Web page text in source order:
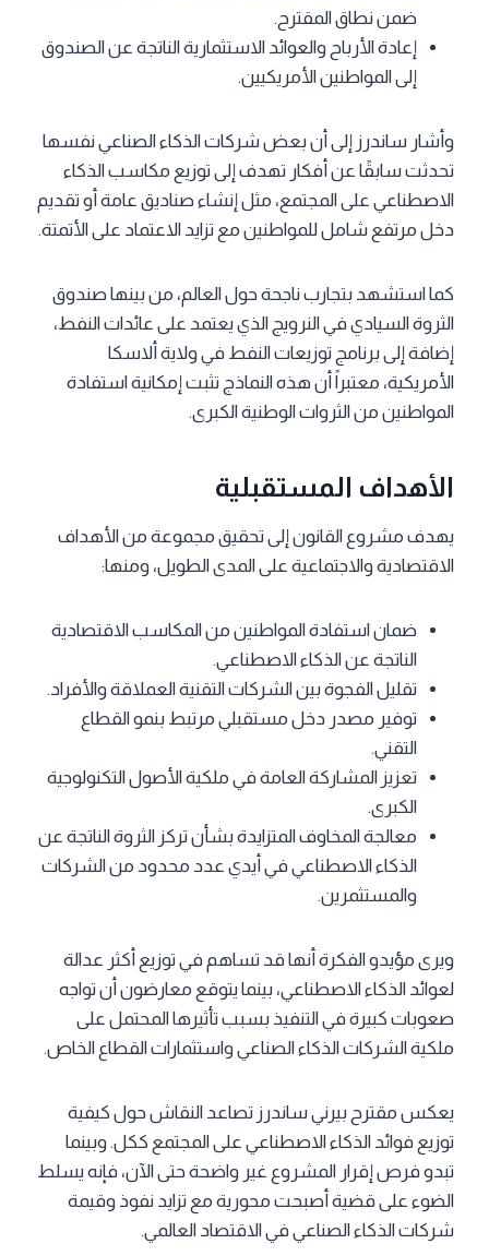
ضمن نطاق المقترح.
إعادة الأرباح والعوائد الاستثمارية الناتجة عن الصندوق
إلى المواطنين الأمريكيين.
وأشار ساندرز إلى أن بعض شركات الذكاء الصناعي نفسها
تحدثت سابقًا عن أفكار تهدف إلى توزيع مكاسب الذكاء
الاصطناعي على المجتمع، مثل إنشاء صناديق عامة أو تقديم
دخل مرتفع شامل للمواطنين مع تزايد الاعتماد على الأتمتة.
كما استشهد بتجارب ناجحة حول العالم، من بينها صندوق
الثروة السيادي في النرويج الذي يعتمد على عائدات النفط،
إضافة إلى برنامج توزيعات النفط في ولاية ألاسكا
الأمريكية، معتبراً أن هذه النماذج تثبت إمكانية استفادة
المواطنين من الثروات الوطنية الكبرى.
الأهداف المستقبلية
يهدف مشروع القانون إلى تحقيق مجموعة من الأهداف
الاقتصادية والاجتماعية على المدى الطويل، ومنها:
ضمان استفادة المواطنين من المكاسب الاقتصادية
الناتجة عن الذكاء الاصطناعي.
تقليل الفجوة بين الشركات التقنية العملاقة والأفراد.
توفير مصدر دخل مستقبلي مرتبط بنمو القطاع
التقني.
تعزيز المشاركة العامة في ملكية الأصول التكنولوجية
الكبرى.
معالجة المخاوف المتزايدة بشأن تركز الثروة الناتجة عن
الذكاء الاصطناعي في أيدي عدد محدود من الشركات
والمستثمرين.
ويرى مؤيدو الفكرة أنها قد تساهم في توزيع أكثر عدالة
لعوائد الذكاء الاصطناعي، بينما يتوقع معارضون أن تواجه
صعوبات كبيرة في التنفيذ بسبب تأثيرها المحتمل على
ملكية الشركات الذكاء الصناعي واستثمارات القطاع الخاص.
يعكس مقترح بيرني ساندرز تصاعد النقاش حول كيفية
توزيع فوائد الذكاء الاصطناعي على المجتمع ككل. وبينما
تبدو فرص إقرار المشروع غير واضحة حتى الآن، فإنه يسلط
الضوء على قضية أصبحت محورية مع تزايد نفوذ وقيمة
شركات الذكاء الصناعي في الاقتصاد العالمي.